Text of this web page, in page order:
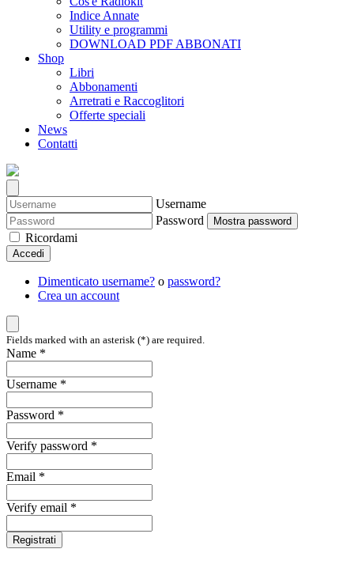
Indice Annate
Utility e programmi
DOWNLOAD PDF ABBONATI
Shop
Libri
Abbonamenti
Arretrati e Raccoglitori
Offerte speciali
News
Contatti
Username
Password
Mostra password
Ricordami
Accedi
Dimenticato username? o password?
Crea un account
Fields marked with an asterisk (*) are required.
Name *
Username *
Password *
Verify password *
Email *
Verify email *
Registrati